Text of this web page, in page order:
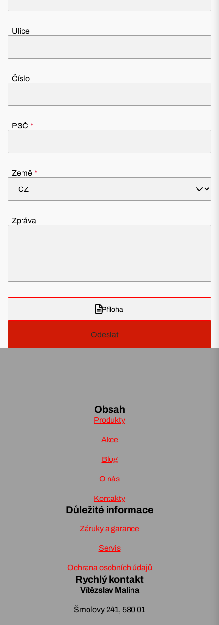
Ulice
Číslo
PSČ
Země
Zpráva
Příloha
Odeslat
Obsah
Produkty
Akce
Blog
O nás
Kontakty
Důležité informace
Záruky a garance
Servis
Ochrana osobních údajů
Rychlý kontakt
Vítězslav Malina
Šmolovy 241, 580 01